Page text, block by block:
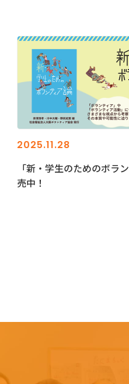
2025.11.28
「新・学生のためのボラ
売中！